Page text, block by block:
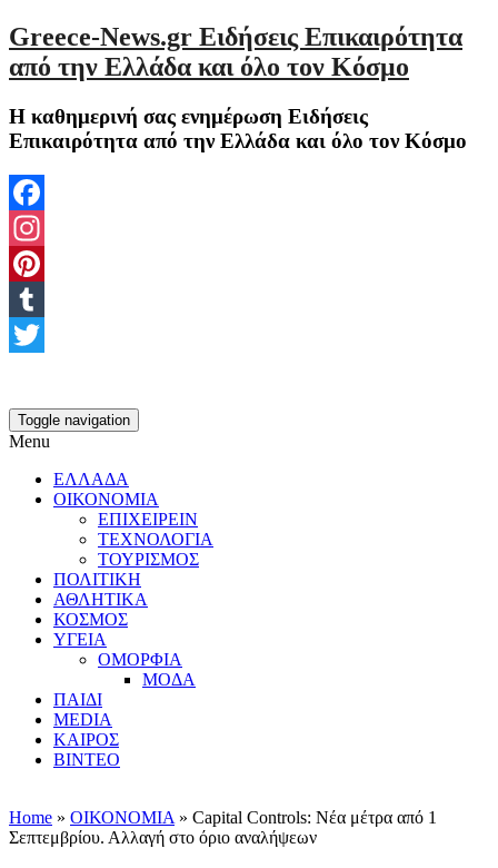
Greece-News.gr Ειδήσεις Επικαιρότητα
από την Ελλάδα και όλο τον Κόσμο
Η καθημερινή σας ενημέρωση Ειδήσεις
Επικαιρότητα από την Ελλάδα και όλο τον Κόσμο
Facebook
Instagram
Pinterest
Tumblr
Toggle navigation
Menu
ΕΛΛΑΔΑ
ΟΙΚΟΝΟΜΙΑ
ΕΠΙΧΕΙΡΕΙΝ
ΤΕΧΝΟΛΟΓΙΑ
ΤΟΥΡΙΣΜΟΣ
ΠΟΛΙΤΙΚΗ
ΑΘΛΗΤΙΚΑ
ΚΟΣΜΟΣ
ΥΓΕΙΑ
ΟΜΟΡΦΙΑ
ΜΟΔΑ
ΠΑΙΔΙ
MEDIA
ΚΑΙΡΟΣ
ΒΙΝΤΕΟ
Home » ΟΙΚΟΝΟΜΙΑ » Capital Controls: Νέα μέτρα από 1
Σεπτεμβρίου. Αλλαγή στο όριο αναλήψεων